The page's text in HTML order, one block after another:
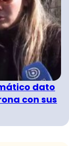
dato
con sus